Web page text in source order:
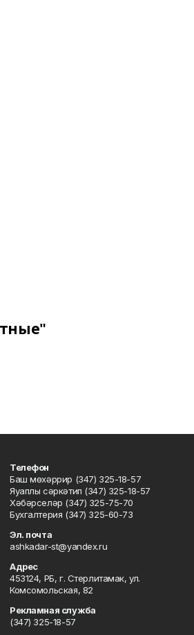
Телефон
Баш мөхәррир (347) 325-18-57
Яуаплы сәркәтип (347) 325-18-57
Хәбәрселәр (347) 325-75-70
Бухгалтерия (347) 325-60-73
Эл. почта
ashkadar-st@yandex.ru
Адрес
453124, РБ, г. Стерлитамак, ул.
Комсомольская, 82
Рекламная служба
(347) 325-18-57